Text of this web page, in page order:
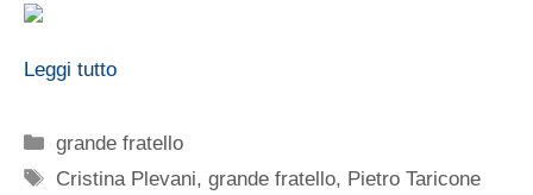
Leggi tutto
Categorie
grande fratello
Tag
Cristina Plevani,grande fratello, Pietro Taricone